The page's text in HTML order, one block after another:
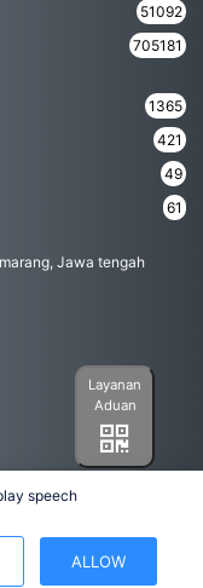
51092
705181
1365
421
49
61
Jawa tengah
Layanan
Aduan
speech
ALLOW